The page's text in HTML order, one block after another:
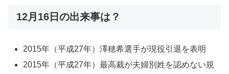
12月16日の出来事は？
2015年（平成27年）澤穂希選手が現役引退を表明
2015年（平成27年）最高裁が夫婦別姓を認めない規